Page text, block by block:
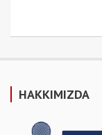
HAKKIMIZDA